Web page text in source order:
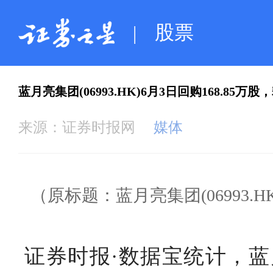
| 股票
蓝月亮集团(06993.HK)6月3日回购168.85万股
来源： 证券时报网 媒体
（原标题：蓝月亮集团
证券时报·数据宝统计，